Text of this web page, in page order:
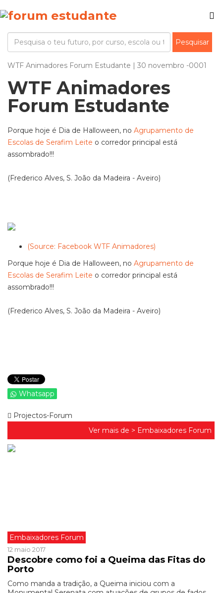
WTF Animadores Forum Estudante | 30 novembro -0001
WTF Animadores
Forum Estudante
Porque hoje é Dia de Halloween, no Agrupamento de
Escolas de Serafim Leite o corredor principal está
assombrado!!!
(Frederico Alves, S. João da Madeira - Aveiro)
(Source: Facebook WTF Animadores)
Porque hoje é Dia de Halloween, no Agrupamento de
Escolas de Serafim Leite o corredor principal está
assombrado!!!
(Frederico Alves, S. João da Madeira - Aveiro)
Whatsapp
Projectos-Forum
Ver mais de > Embaixadores Forum
Embaixadores Forum
12 maio 2017
Descobre como foi a Queima das Fitas do
Porto
Como manda a tradição, a Queima iniciou com a